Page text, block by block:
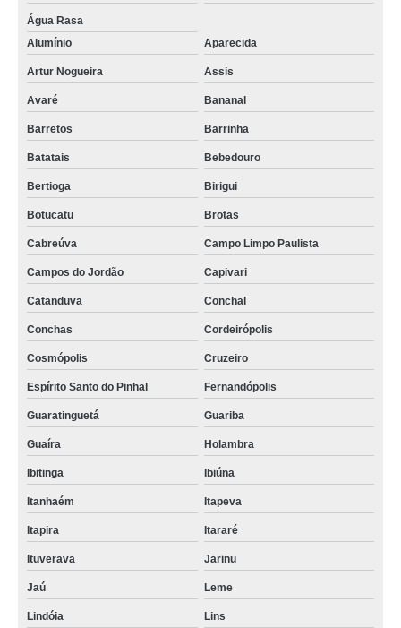
Água Rasa
Alumínio
Aparecida
Artur Nogueira Assis
Avaré Bananal
Barretos Barrinha
Batatais Bebedouro
Bertioga Birigui
Botucatu Brotas
Cabreúva Campo Limpo Paulista
Campos do Jordão Capivari
Catanduva Conchal
Conchas Cordeirópolis
Cosmópolis Cruzeiro
Espírito Santo do Pinhal Fernandópolis
Guaratinguetá Guariba
Guaíra Holambra
Ibitinga Ibiúna
Itanhaém Itapeva
Itapira Itararé
Ituverava Jarinu
Jaú Leme
Lindóia Lins